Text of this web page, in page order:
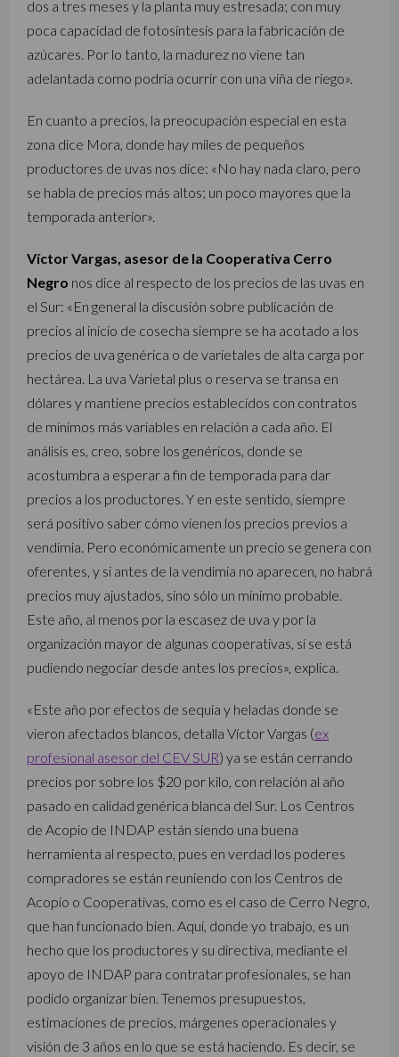
dos a tres meses y la planta muy estresada; con muy
poca capacidad de fotosíntesis para la fabricación de
azúcares. Por lo tanto, la madurez no viene tan
adelantada como podría ocurrir con una viña de riego».
En cuanto a precios, la preocupación especial en esta
zona dice Mora, donde hay miles de pequeños
productores de uvas nos dice: «No hay nada claro, pero
se habla de precios más altos; un poco mayores que la
temporada anterior».
Víctor Vargas, asesor de la Cooperativa Cerro
Negro nos dice al respecto de los precios de las uvas en
el Sur: «En general la discusión sobre publicación de
precios al inicio de cosecha siempre se ha acotado a los
precios de uva genérica o de varietales de alta carga por
hectárea. La uva Varietal plus o reserva se transa en
dólares y mantiene precios establecidos con contratos
de mínimos más variables en relación a cada año. El
análisis es, creo, sobre los genéricos, donde se
acostumbra a esperar a fin de temporada para dar
precios a los productores. Y en este sentido, siempre
será positivo saber cómo vienen los precios previos a
vendimia. Pero económicamente un precio se genera con
oferentes, y si antes de la vendimia no aparecen, no habrá
precios muy ajustados, sino sólo un mínimo probable.
Este año, al menos por la escasez de uva y por la
organización mayor de algunas cooperativas, sí se está
pudiendo negociar desde antes los precios», explica.
«Este año por efectos de sequía y heladas donde se
vieron afectados blancos, detalla Víctor Vargas (ex
profesional asesor del CEV SUR) ya se están cerrando
precios por sobre los $20 por kilo, con relación al año
pasado en calidad genérica blanca del Sur. Los Centros
de Acopio de INDAP están siendo una buena
herramienta al respecto, pues en verdad los poderes
compradores se están reuniendo con los Centros de
Acopio o Cooperativas, como es el caso de Cerro Negro,
que han funcionado bien. Aquí, donde yo trabajo, es un
hecho que los productores y su directiva, mediante el
apoyo de INDAP para contratar profesionales, se han
podido organizar bien. Tenemos presupuestos,
estimaciones de precios, márgenes operacionales y
visión de 3 años en lo que se está haciendo. Es decir, se